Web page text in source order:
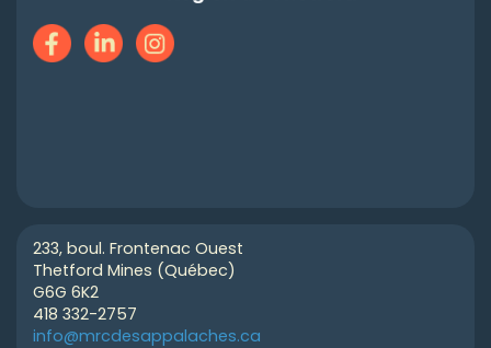
233, boul. Frontenac Ouest
Thetford Mines (Québec)
G6G 6K2
418 332-2757
info@mrcdesappalaches.ca